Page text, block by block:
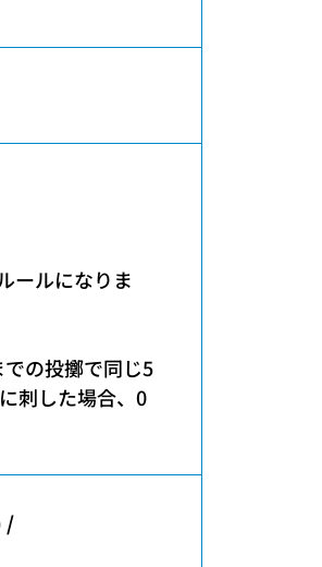
ールになりま
の投擲で同じ5
刺した場合、0
/